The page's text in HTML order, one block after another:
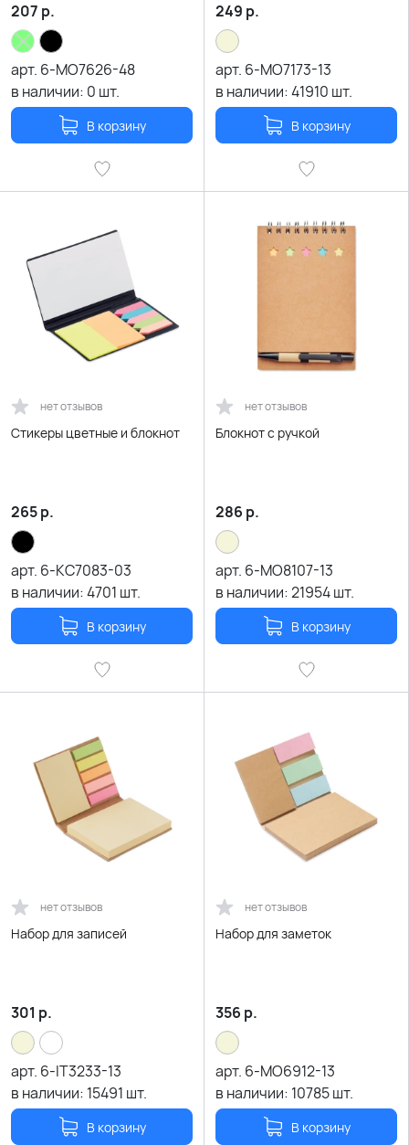
207 р.
арт. 6-MO7626-48
в наличии: 0 шт.
В корзину
249 р.
арт. 6-MO7173-13
в наличии:41910 шт.
В корзину
нет отзывов
Стикеры цветные и блокнот
265р.
арт. 6-KC7083-03
в наличии:4701 шт.
В корзину
нет отзывов
Блокнот с ручкой
286 р.
арт. 6-MO8107-13
в наличии:21954шт.
В корзину
нет отзывов
Набор для записей
301 р.
арт. 6-IT3233-13
в наличии: 15491 шт.
В корзину
нет отзывов
Набор для заметок
356 р.
арт. 6-MO6912-13
в наличии: 10785шт.
В корзину